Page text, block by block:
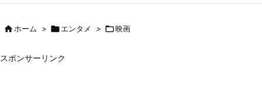
ホーム > エンタメ > 映画
スポンサーリンク